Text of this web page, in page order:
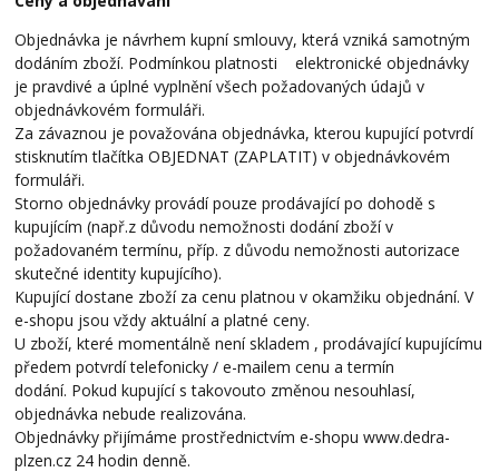
Objednávka je návrhem kupní smlouvy, která vzniká samotným
dodáním zboží. Podmínkou platnosti elektronické objednávky
je pravdivé a úplné vyplnění všech požadovaných údajů v
objednávkovém formuláři.
Za závaznou je považována objednávka, kterou kupující potvrdí
stisknutím tlačítka OBJEDNAT (ZAPLATIT) v objednávkovém
formuláři.
Storno objednávky provádí pouze prodávající po dohodě s
kupujícím (např.z důvodu nemožnosti dodání zboží v
požadovaném termínu, příp. z důvodu nemožnosti autorizace
skutečné identity kupujícího).
Kupující dostane zboží za cenu platnou v okamžiku objednání. V
e-shopu jsou vždy aktuální a platné ceny.
U zboží, které momentálně není skladem , prodávající kupujícímu
předem potvrdí telefonicky / e-mailem cenu a termín
dodání. Pokud kupující s takovouto změnou nesouhlasí,
objednávka nebude realizována.
Objednávky přijímáme prostřednictvím e-shopu www.dedra-
plzen.cz 24 hodin denně.